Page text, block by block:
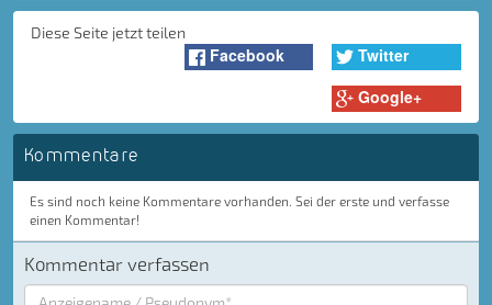
Diese Seite jetzt teilen
Facebook
Twitter
Google+
Kommentare
Es sind noch keine Kommentare vorhanden. Sei der erste und verfasse
einen Kommentar!
Kommentar verfassen